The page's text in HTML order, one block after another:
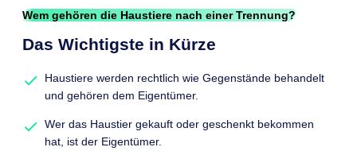
Wem gehören die Haustiere nach einer Trennung?
Das Wichtigste in Kürze
Haustiere werden rechtlich wie Gegenstände behandelt
und gehören dem Eigentümer.
Wer das Haustier gekauft oder geschenkt bekommen
hat, ist der Eigentümer.